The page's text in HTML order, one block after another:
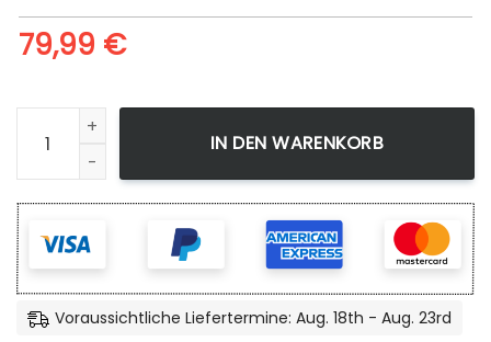
79,99 €
Goku Black Super - Leinwandbild Menge
IN DEN WARENKORB
Voraussichtliche Liefertermine: Aug. 18th - Aug. 23rd